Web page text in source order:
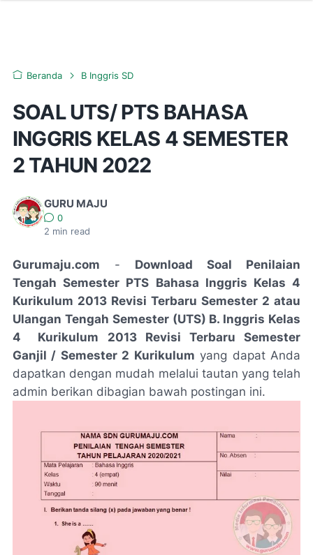
Beranda B Inggris SD
SOAL UTS/ PTS BAHASA
INGGRIS KELAS 4 SEMESTER
2 TAHUN 2022
GURU MAJU
0
2 min read
Gurumaju.com - Download Soal Penilaian
Tengah Semester PTS Bahasa Inggris Kelas 4
Kurikulum 2013 Revisi Terbaru Semester 2 atau
Ulangan Tengah Semester (UTS) B. Inggris Kelas
4 Kurikulum 2013 Revisi Terbaru Semester
Ganjil / Semester 2 Kurikulum yang dapat Anda
dapatkan dengan mudah melalui tautan yang telah
admin berikan dibagian bawah postingan ini.